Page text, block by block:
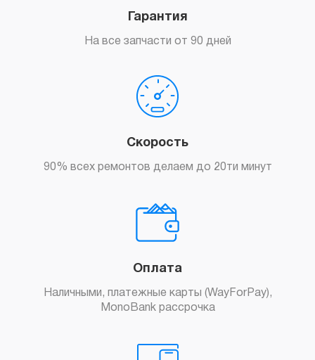
Гарантия
На все запчасти от 90 дней
Скорость
90% всех ремонтов делаем до 20ти минут
Оплата
Наличными, платежные карты (WayForPay),
MonoBank рассрочка